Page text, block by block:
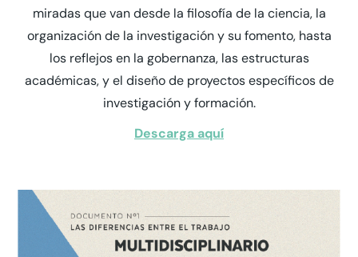
miradas que van desde la filosofía de la ciencia, la
organización de la investigación y su fomento, hasta
los reflejos en la gobernanza, las estructuras
académicas, y el diseño de proyectos específicos de
investigación y formación.
Descarga aquí